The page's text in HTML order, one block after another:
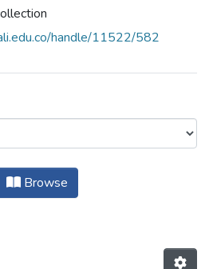
handle/11522/582
en Ingeniería de
Browse